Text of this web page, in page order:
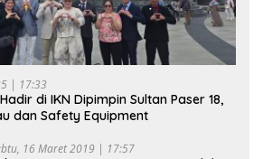
| 17:33
di IKN Dipimpin Sultan Paser 18,
dan Safety Equipment
16 Maret 2019 | 17:57